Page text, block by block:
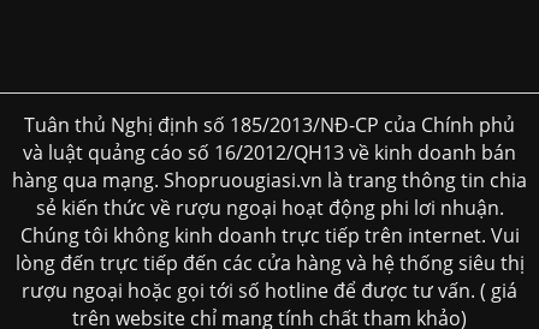
Tuân thủ Nghị định số 185/2013/NĐ-CP của Chính phủ
và luật quảng cáo số 16/2012/QH13 về kinh doanh bán
hàng qua mạng. Shopruougiasi.vn là trang thông tin chia
sẻ kiến thức về rượu ngoại hoạt động phi lơi nhuận.
Chúng tôi không kinh doanh trực tiếp trên internet. Vui
lòng đến trực tiếp đến các cửa hàng và hệ thống siêu thị
rượu ngoại hoặc gọi tới số hotline để được tư vấn. ( giá
trên website chỉ mang tính chất tham khảo)